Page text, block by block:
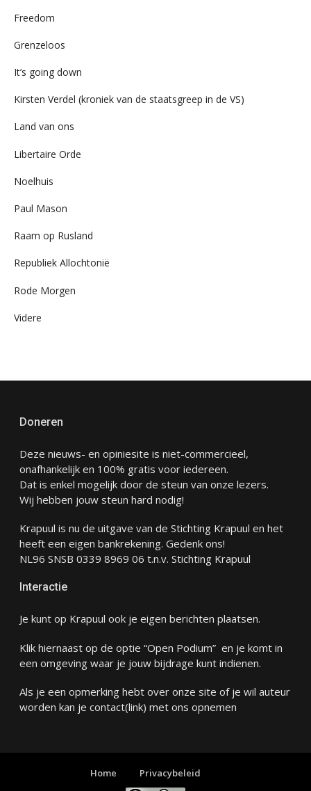
Freedom
Grenzeloos
It’s going down
Kirsten Verdel (kroniek van de staatsgreep in de VS)
Land van ons
Libertaire Orde
Noelhuis
Paul Mason
Raam op Rusland
Republiek Allochtonië
Rode Morgen
Videre
Doneren
Deze nieuws- en opiniesite is niet-commercieel,
onafhankelijk en 100% gratis voor iedereen.
Dat is enkel mogelijk door de steun van onze lezers.
Wij hebben jouw steun hard nodig!
Krapuul is nu de uitgave van de Stichting Krapuul en het
heeft een eigen bankrekening. Gedenk ons!
NL96 SNSB 0339 8969 06 t.n.v. Stichting Krapuul
Interactie
Je kunt op Krapuul ook je eigen berichten plaatsen.
Klik hiernaast op de optie “Open Podium” en je komt in
een omgeving waar je jouw bijdrage kunt indienen.
Als je een opmerking hebt over onze site of je wil auteur
worden kan je contact(link) met ons opnemen
Home Privacybeleid